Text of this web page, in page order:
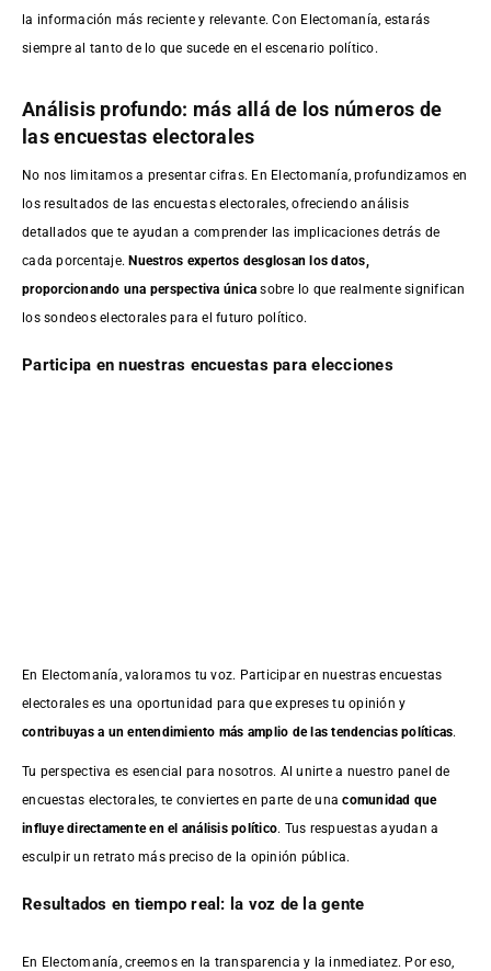
la información más reciente y relevante. Con Electomanía, estarás
siempre al tanto de lo que sucede en el escenario político.
Análisis profundo: más allá de los números de
las encuestas electorales
No nos limitamos a presentar cifras. En Electomanía, profundizamos en
los resultados de las encuestas electorales, ofreciendo análisis
detallados que te ayudan a comprender las implicaciones detrás de
cada porcentaje.Nuestros expertos desglosan los datos,
proporcionando una perspectiva única sobre lo que realmente significan
los sondeos electorales para el futuro político.
Participa en nuestras encuestas para elecciones
En Electomanía, valoramos tu voz. Participar en nuestras encuestas
electorales es una oportunidad para que expreses tu opinión y
contribuyas a un entendimiento más amplio de las tendencias políticas.
Tu perspectiva es esencial para nosotros. Al unirte a nuestro panel de
encuestas electorales, te conviertes en parte de unacomunidad que
influye directamente en el análisis político. Tus respuestas ayudan a
esculpir un retrato más preciso de la opinión pública.
Resultados en tiempo real: la voz de la gente
En Electomanía, creemos en la transparencia y la inmediatez. Por eso,